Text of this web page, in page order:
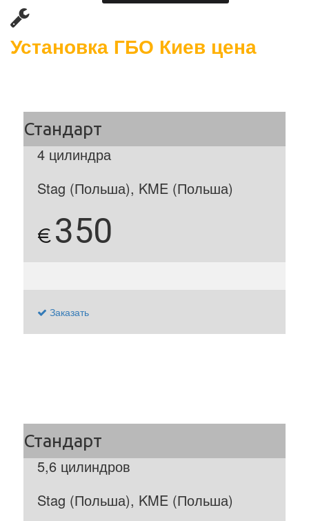
Установка ГБО Киев цена
4 цилиндра
Stag (Польша), KME (Польша)
€350
Заказать
5,6 цилиндров
Stag (Польша), KME (Польша)